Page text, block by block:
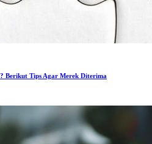
Berikut Tips Agar Merek Diterima